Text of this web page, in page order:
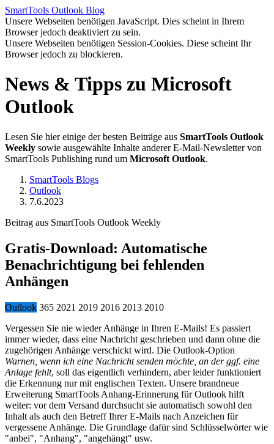
SmartTools Outlook Blog
Unsere Webseiten benötigen JavaScript. Dies scheint in Ihrem
Browser jedoch deaktiviert zu sein.
Unsere Webseiten benötigen Session-Cookies. Diese scheint Ihr
Browser jedoch zu blockieren.
News & Tipps zu Microsoft
Outlook
Lesen Sie hier einige der besten Beiträge aus SmartTools Outlook
Weekly sowie ausgewählte Inhalte anderer E-Mail-Newsletter von
SmartTools Publishing rund um Microsoft Outlook.
SmartTools Blogs
Outlook
7.6.2023
Beitrag aus SmartTools Outlook Weekly
Gratis-Download: Automatische
Benachrichtigung bei fehlenden
Anhängen
Outlook 365 2021 2019 2016 2013 2010
Vergessen Sie nie wieder Anhänge in Ihren E-Mails! Es passiert
immer wieder, dass eine Nachricht geschrieben und dann ohne die
zugehörigen Anhänge verschickt wird. Die Outlook-Option
Warnen, wenn ich eine Nachricht senden möchte, an der ggf. eine
Anlage fehlt, soll das eigentlich verhindern, aber leider funktioniert
die Erkennung nur mit englischen Texten. Unsere brandneue
Erweiterung SmartTools Anhang-Erinnerung für Outlook hilft
weiter: vor dem Versand durchsucht sie automatisch sowohl den
Inhalt als auch den Betreff Ihrer E-Mails nach Anzeichen für
vergessene Anhänge. Die Grundlage dafür sind Schlüsselwörter wie
"anbei", "Anhang", "angehängt" usw.